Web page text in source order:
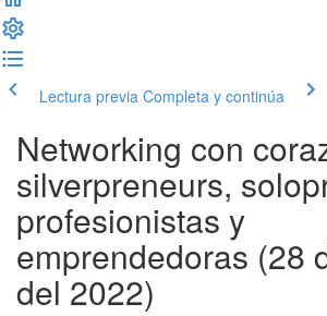
Lectura previa Completa y continúa
Networking con
silverpreneurs,
profesionistas y
emprendedoras (28
del 2022)